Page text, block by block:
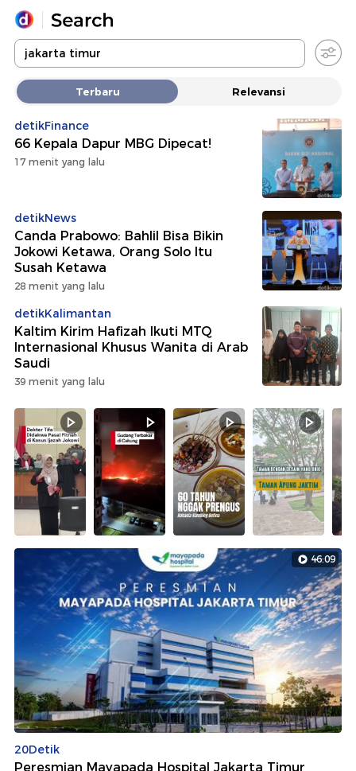
Yang sedang ramai dicari
Loading...
Promoted
Terbaru Relevansi
detikFinance
66 Kepala Dapur MBG Dipecat!
17 menit yang lalu
detikNews
Canda Prabowo: Bahlil Bisa Bikin
Jokowi Ketawa, Orang Solo Itu
Susah Ketawa
28 menit yang lalu
detikKalimantan
Kaltim Kirim Hafizah Ikuti MTQ
Internasional Khusus Wanita di Arab
Saudi
39 menit yang lalu
46:09
20Detik
Peresmian Mayapada Hospital Jakarta Timur